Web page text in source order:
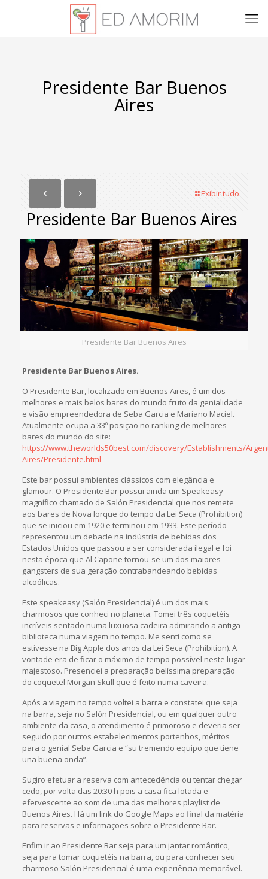
Presidente Bar Buenos
Aires
Exibir tudo
Presidente Bar Buenos Aires
Presidente Bar Buenos Aires
Presidente Bar Buenos Aires.
O Presidente Bar, localizado em Buenos Aires, é um dos
melhores e mais belos bares do mundo fruto da genialidade
e visão empreendedora de Seba Garcia e Mariano Maciel.
Atualmente ocupa a 33º posição no ranking de melhores
bares do mundo do site:
https://www.theworlds50best.com/discovery/Establishments/
Aires/Presidente.html
Este bar possui ambientes clássicos com elegância e
glamour. O Presidente Bar possui ainda um Speakeasy
magnífico chamado de Salón Presidencial que nos remete
aos bares de Nova Iorque do tempo da Lei Seca (Prohibition)
que se iniciou em 1920 e terminou em 1933. Este período
representou um debacle na indústria de bebidas dos
Estados Unidos que passou a ser considerada ilegal e foi
nesta época que Al Capone tornou-se um dos maiores
gangsters de sua geração contrabandeando bebidas
alcoólicas.
Este speakeasy (Salón Presidencial) é um dos mais
charmosos que conheci no planeta. Tomei três coquetéis
incríveis sentado numa luxuosa cadeira admirando a antiga
biblioteca numa viagem no tempo. Me senti como se
estivesse na Big Apple dos anos da Lei Seca (Prohibition). A
vontade era de ficar o máximo de tempo possível neste lugar
majestoso. Presenciei a preparação belíssima preparação
do coquetel Morgan Skull que é feito numa caveira.
Após a viagem no tempo voltei a barra e constatei que seja
na barra, seja no Salón Presidencial, ou em qualquer outro
ambiente da casa, o atendimento é primoroso e deveria ser
seguido por outros estabelecimentos portenhos, méritos
para o genial Seba Garcia e “su tremendo equipo que tiene
una buena onda”.
Sugiro efetuar a reserva com antecedência ou tentar chegar
cedo, por volta das 20:30 h pois a casa fica lotada e
efervescente ao som de uma das melhores playlist de
Buenos Aires. Há um link do Google Maps ao final da matéria
para reservas e informações sobre o Presidente Bar.
Enfim ir ao Presidente Bar seja para um jantar romântico,
seja para tomar coquetéis na barra, ou para conhecer seu
charmoso Salón Presidencial é uma experiência memorável.